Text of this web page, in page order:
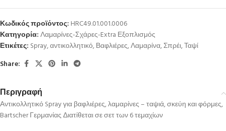
Κωδικός προϊόντος: HRC49.01.001.0006
Κατηγορία:Λαμαρίνες-Σχάρες-Extra Εξοπλισμός
Ετικέτες: Spray,αντικολλητικό,Βαφλιέρες,Λαμαρίνα,Σπρέι,Ταψί
Share:
Περιγραφή
Αντικολλητικό Spray για βαφλιέρες, λαμαρίνες – ταψιά, σκεύη και φόρμες,
Bartscher Γερμανίας Διατίθεται σε σετ των 6 τεμαχίων